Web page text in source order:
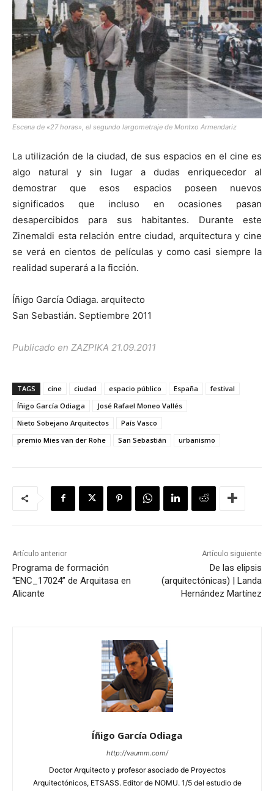
Escena de «27 horas», el segundo largometraje de Montxo Armendariz
La utilización de la ciudad, de sus espacios en el cine es
algo natural y sin lugar a dudas enriquecedor al
demostrar que esos espacios poseen nuevos
significados que incluso en ocasiones pasan
desapercibidos para sus habitantes. Durante este
Zinemaldi esta relación entre ciudad, arquitectura y cine
se verá en cientos de películas y como casi siempre la
realidad superará a la ficción.
Íñigo García Odiaga. arquitecto
San Sebastián. Septiembre 2011
Publicado en ZAZPIKA 21.09.2011
TAGS cine ciudad espacio público España
festival
Íñigo García Odiaga
José Rafael Moneo Vallés
Nieto Sobejano Arquitectos
País Vasco
premio Mies van der Rohe
San Sebastián urbanismo
Artículo anterior
Programa de formación
“ENC_17024” de Arquitasa en
Alicante
Artículo siguiente
De las elipsis
(arquitectónicas) | Landa
Hernández Martínez
Íñigo García Odiaga
http://vaumm.com/
Doctor Arquitecto y profesor asociado de Proyectos
Arquitectónicos, ETSASS. Editor de NOMU. 1/5 del estudio de